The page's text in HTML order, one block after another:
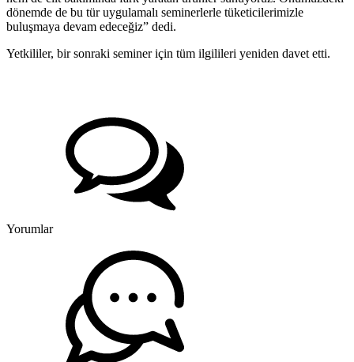
dönemde de bu tür uygulamalı seminerlerle tüketicilerimizle
buluşmaya devam edeceğiz” dedi.
Yetkililer, bir sonraki seminer için tüm ilgilileri yeniden davet etti.
Yorumlar